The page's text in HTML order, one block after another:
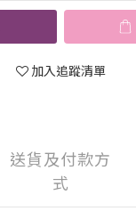
加入追蹤清單
送貨及付款方
式